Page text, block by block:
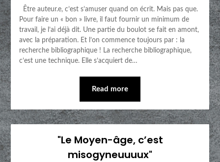
Être auteur.e, c’est s’amuser quand on écrit. Mais pas que.
Pour faire un « bon » livre, il faut fournir un minimum de
travail, je l’ai déjà dit. Une partie du boulot se fait en amont,
avec la préparation. Et l’on commence toujours par : la
recherche bibliographique ! La recherche bibliographique,
c’est une technique. Elle s’acquiert de…
Read more
"Le Moyen-âge, c’est
misogyneuuuux"